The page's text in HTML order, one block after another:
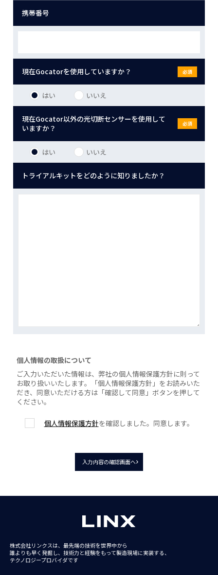
携帯番号
現在Gocatorを使用していますか？ 必須
はい いいえ
現在Gocator以外の光切断センサーを使用して
いますか？
必須
はい いいえ
トライアルキットをどのように知りましたか？
個人情報の取扱について
ご入力いただいた情報は、弊社の個人情報保護方針に則って
お取り扱いいたします。「個人情報保護方針」をお読みいた
だき、同意いただける方は「確認して同意」ボタンを押して
ください。
個人情報保護方針を確認しました。同意します。
入力内容の確認画面へ
株式会社リンクスは、最先端の技術を世界中から
誰よりも早く発掘し、技術力と経験をもって製造現場に実装する、
テクノロジープロバイダです